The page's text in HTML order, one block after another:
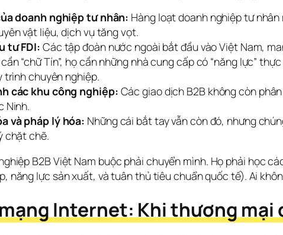
doanh nghiệp tư nhân: Hàng loạt doanh nghiệp tư
vật liệu, dịch vụ tăng vọt.
tư FDI: Các tập đoàn nước ngoài bắt đầu vào Việt Nam,
“chữ Tín”, họ cần những nhà cung cấp có “năng lực”
trình chuyên nghiệp.
các khu công nghiệp: Các giao dịch B2B không còn
Ninh.
và pháp lý hóa: Những cái bắt tay vẫn còn đó, nhưng
chặt chẽ.
B2B Việt Nam buộc phải chuyển mình. Họ phải học
năng lực sản xuất, và tuân thủ tiêu chuẩn quốc tế). Ai
Internet: Khi thương mại